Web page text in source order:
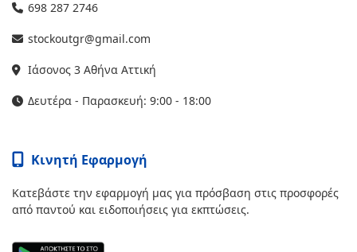
698 287 2746
stockoutgr@gmail.com
Ιάσονος 3 Αθήνα Αττική
Δευτέρα - Παρασκευή: 9:00 - 18:00
Κινητή Εφαρμογή
Κατεβάστε την εφαρμογή μας για πρόσβαση στις προσφορές
από παντού και ειδοποιήσεις για εκπτώσεις.